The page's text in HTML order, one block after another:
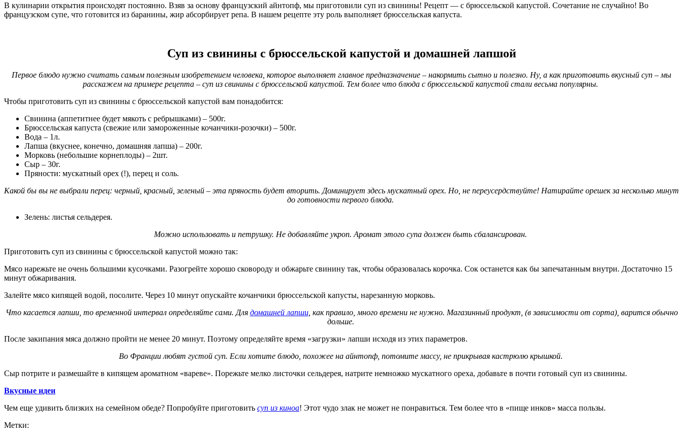
В кулинарии открытия происходят постоянно. Взяв за основу французский айнтопф, мы приготовили суп из свинины! Рецепт — с брюссельской капустой. Сочетание не случайно! Во
французском супе, что готовится из баранины, жир абсорбирует репа. В нашем рецепте эту роль выполняет брюссельская капуста.
Суп из свинины с брюссельской капустой и домашней лапшой
Первое блюдо нужно считать самым полезным изобретением человека, которое выполняет главное предназначение – накормить сытно и полезно. Ну, а как приготовить вкусный суп – мы
расскажем на примере рецепта – суп из свинины с брюссельской капустой. Тем более что блюда с брюссельской капустой стали весьма популярны.
Чтобы приготовить суп из свинины с брюссельской капустой вам понадобится:
Свинина (аппетитнее будет мякоть с ребрышками) – 500г.
Брюссельская капуста (свежие или замороженные кочанчики-розочки) – 500г.
Вода – 1л.
Лапша (вкуснее, конечно, домашняя лапша) – 200г.
Морковь (небольшие корнеплоды) – 2шт.
Сыр – 30г.
Пряности: мускатный орех (!), перец и соль.
Какой бы вы не выбрали перец: черный, красный, зеленый – эта пряность будет вторить. Доминирует здесь мускатный орех. Но, не переусердствуйте! Натирайте орешек за несколько минут
до готовности первого блюда.
Зелень: листья сельдерея.
Можно использовать и петрушку. Не добавляйте укроп. Аромат этого супа должен быть сбалансирован.
Приготовить суп из свинины с брюссельской капустой можно так:
Мясо нарежьте не очень большими кусочками. Разогрейте хорошо сковороду и обжарьте свинину так, чтобы образовалась корочка. Сок останется как бы запечатанным внутри. Достаточно 15
минут обжаривания.
Залейте мясо кипящей водой, посолите. Через 10 минут опускайте кочанчики брюссельской капусты, нарезанную морковь.
Что касается лапши, то временной интервал определяйте сами. Для домашней лапши, как правило, много времени не нужно. Магазинный продукт, (в зависимости от сорта), варится обычно
дольше.
После закипания мяса должно пройти не менее 20 минут. Поэтому определяйте время «загрузки» лапши исходя из этих параметров.
Во Франции любят густой суп. Если хотите блюдо, похожее на айнтопф, потомите массу, не прикрывая кастрюлю крышкой.
Сыр потрите и размешайте в кипящем ароматном «вареве». Порежьте мелко листочки сельдерея, натрите немножко мускатного ореха, добавьте в почти готовый суп из свинины.
Вкусные идеи
Чем еще удивить близких на семейном обеде? Попробуйте приготовить суп из киноа! Этот чудо злак не может не понравиться. Тем более что в «пище инков» масса пользы.
Метки: